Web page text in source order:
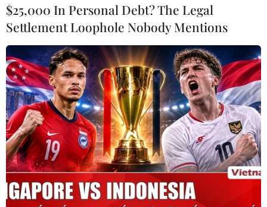
#Ca mắc mới #COVID-19
#Ca tử vong
#SARS-CoV-2
#Bộ Y tế Bắc Giang
Bắc Ninh
Bình Dương
TP. Hà Nội
Hưng Yên
Tp. Hồ Chí Minh
Thái Bình
Theo dõi VietnamPlus
$25,000 In Personal Debt? The Legal
Settlement Loophole Nobody Mentions